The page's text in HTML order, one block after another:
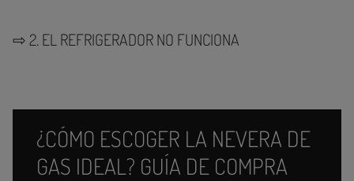
⇨ 2. EL REFRIGERADOR NO FUNCIONA
¿CÓMO ESCOGER LA NEVERA DE
GAS IDEAL? GUÍA DE COMPRA